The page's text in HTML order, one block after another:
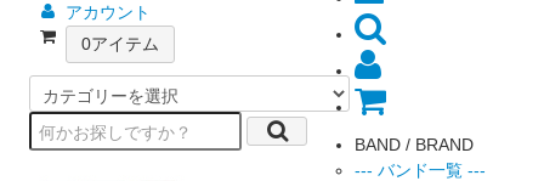
アカウント
0アイテム
BAND / BRAND
--- バンド一覧 ---